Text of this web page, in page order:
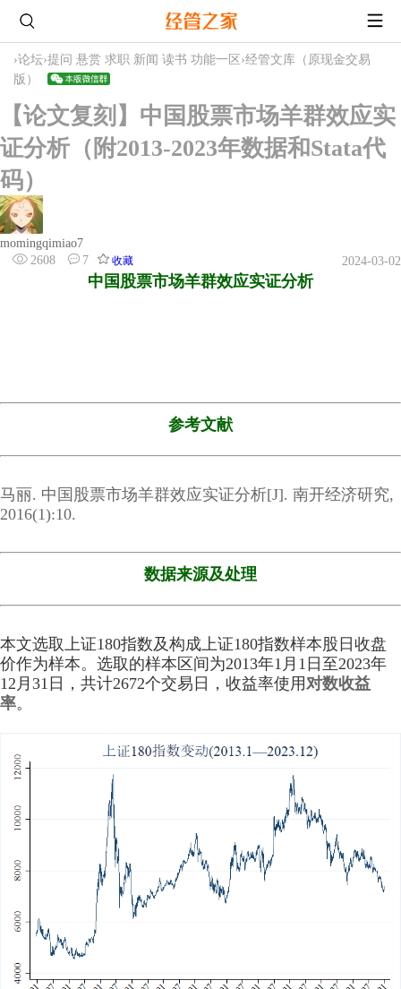
›论坛›提问 悬赏 求职 新闻 读书 功能一区 ›经管文库（原现金交易
版）
【论文复刻】中国股票市场羊群效应实
证分析（附2013-2023年数据和Stata代
码）
momingqimiao7
2608
7 收藏 2024-03-02
中国股票市场羊群效应实证分析
参考文献
马丽. 中国股票市场羊群效应实证分析[J]. 南开经济研究,
2016(1):10.
数据来源及处理
本文选取上证180指数及构成上证180指数样本股日收盘
价作为样本。选取的样本区间为2013年1月1日至2023年
12月31日，共计2672个交易日，收益率使用 对数收益
率。